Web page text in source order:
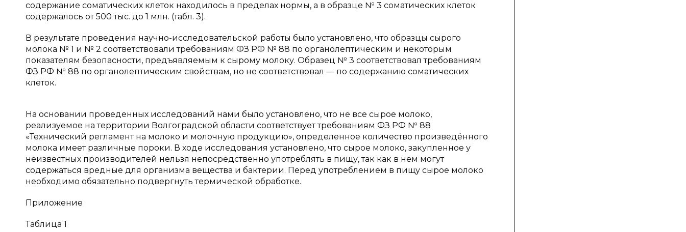
содержание соматических клеток находилось в пределах нормы, а в образце № 3 соматических клеток
содержалось от 500 тыс. до 1 млн. (табл. 3).
В результате проведения научно-исследовательской работы было установлено, что образцы сырого
молока № 1 и № 2 соответствовали требованиям ФЗ РФ № 88 по органолептическим и некоторым
показателям безопасности, предъявляемым к сырому молоку. Образец № 3 соответствовал требованиям
ФЗ РФ № 88 по органолептическим свойствам, но не соответствовал — по содержанию соматических
клеток.
На основании проведенных исследований нами было установлено, что не все сырое молоко,
реализуемое на территории Волгоградской области соответствует требованиям ФЗ РФ № 88
«Технический регламент на молоко и молочную продукцию», определенное количество произведённого
молока имеет различные пороки. В ходе исследования установлено, что сырое молоко, закупленное у
неизвестных производителей нельзя непосредственно употреблять в пищу, так как в нем могут
содержаться вредные для организма вещества и бактерии. Перед употреблением в пищу сырое молоко
необходимо обязательно подвергнуть термической обработке.
Приложение
Таблица 1